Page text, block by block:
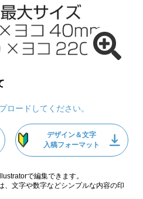
ロードしてください。
デザイン＆文字
入稿フォーマット
で編集できます。
、文字や数字などシンプルな内容の印